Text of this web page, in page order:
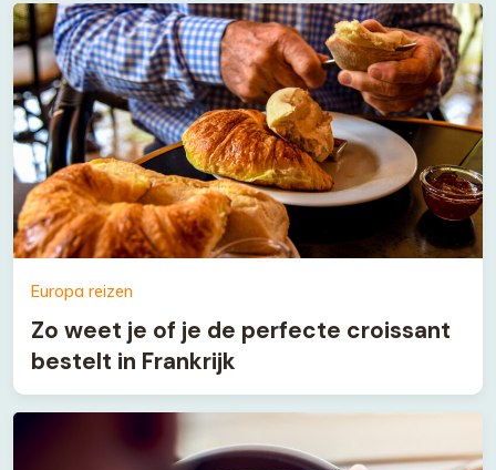
Europa reizen
Zo weet je of je de perfecte croissant
bestelt in Frankrijk